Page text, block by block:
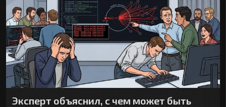
Эксперт объяснил, с чем может быть